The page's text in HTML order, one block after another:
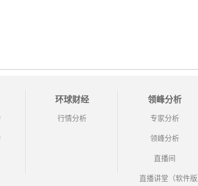
环球财经
行情分析
领峰分析
专家分析
领峰分析
直播间
直播讲堂（软件版